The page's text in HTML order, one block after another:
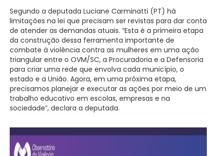
Segundo a deputada Luciane Carminatti (PT) há
limitações na lei que precisam ser revistas para dar conta
de atender as demandas atuais. “Esta é a primeira etapa
da construção dessa ferramenta importante de
combate à violência contra as mulheres em uma ação
triangular entre o OVM/SC, a Procuradoria e a Defensoria
para criar uma rede que envolva cada município, o
estado e a União. Agora, em uma próxima etapa,
precisamos planejar e executar as ações por meio de um
trabalho educativo em escolas, empresas e na
sociedade”, declara a deputada.